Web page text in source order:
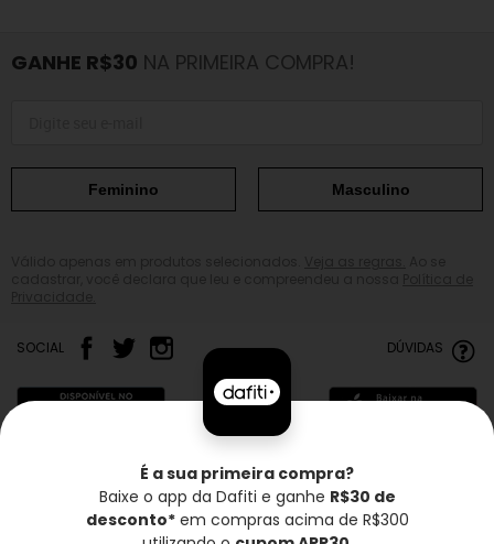
GANHE R$30 NA PRIMEIRA COMPRA!
Feminino Masculino
SOCIAL DÚVIDAS
Frete grátis* Troca grátis Entrega rápida
É a sua primeira compra?
Baixe o app da Dafiti e ganhe R$30 de
desconto*em compras acima de R$300